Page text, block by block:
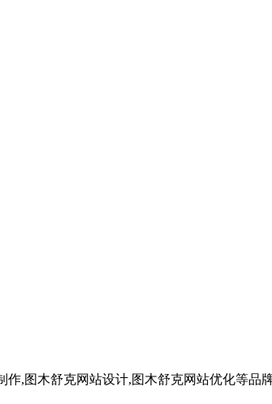
,图木舒克网站设计,图木舒克网站优化等品